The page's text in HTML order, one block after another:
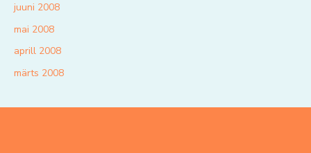
juuni 2008
mai 2008
aprill 2008
märts 2008